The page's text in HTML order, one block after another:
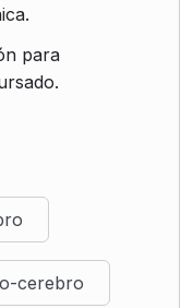
para
cerebro